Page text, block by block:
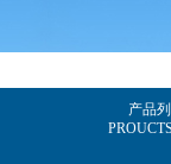
产品